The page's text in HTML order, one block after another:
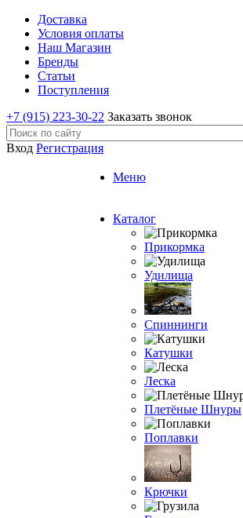
Доставка
Условия оплаты
Наш Магазин
Бренды
Статьи
Поступления
+7 (915) 223-30-22 Заказать звонок
Вход Регистрация
Меню
Каталог
Прикормка
Удилища
Спиннинги
Катушки
Леска
Плетёные Шнуры
Поплавки
Крючки